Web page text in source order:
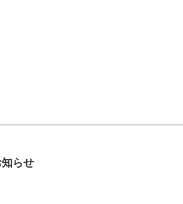
とご協力のほどお願い申し上げます
部を除く）のお客様の詳細は下
年1月4日（日）（2025年11
いたします。
のでご安心ください。
らせ